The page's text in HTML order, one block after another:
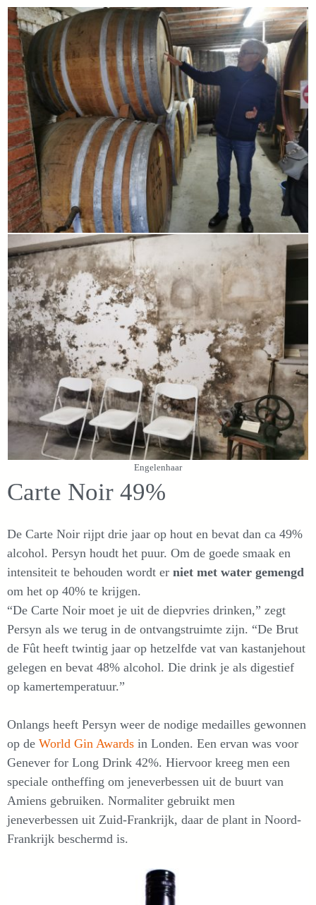
Engelenhaar
Carte Noir 49%
De Carte Noir rijpt drie jaar op hout en bevat dan ca 49%
alcohol. Persyn houdt het puur. Om de goede smaak en
intensiteit te behouden wordt er niet met water gemengd
om het op 40% te krijgen.
“De Carte Noir moet je uit de diepvries drinken,” zegt
Persyn als we terug in de ontvangstruimte zijn. “De Brut
de Fût heeft twintig jaar op hetzelfde vat van kastanjehout
gelegen en bevat 48% alcohol. Die drink je als digestief
op kamertemperatuur.”
Onlangs heeft Persyn weer de nodige medailles gewonnen
op de World Gin Awards in Londen. Een ervan was voor
Genever for Long Drink 42%. Hiervoor kreeg men een
speciale ontheffing om jeneverbessen uit de buurt van
Amiens gebruiken. Normaliter gebruikt men
jeneverbessen uit Zuid-Frankrijk, daar de plant in Noord-
Frankrijk beschermd is.